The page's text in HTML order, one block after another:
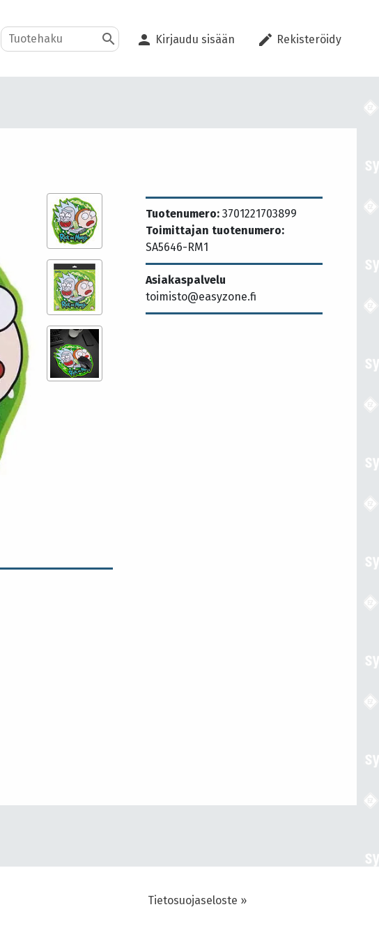
search person Kirjaudu sisään edit Rekisteröidy
Tuotenumero: 3701221703899
Toimittajan tuotenumero:
SA5646-RM1
Asiakaspalvelu
toimisto@easyzone.fi
Tietosuojaseloste »